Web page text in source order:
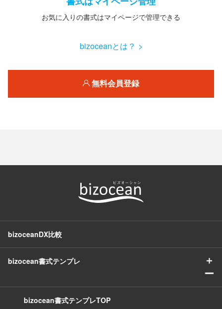
お気に入りの書式はマイページで管理できる
bizoceanとは？ >
無料会員登録
bizoceanDX比較
bizocean書式テンプレ
＋
ー
bizocean書式テンプレTOP